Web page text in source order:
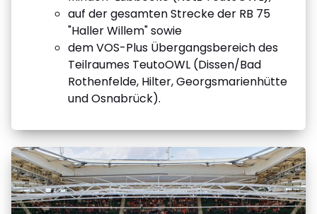
auf der gesamten Strecke der RB 75
"Haller Willem" sowie
dem VOS-Plus Übergangsbereich des
Teilraumes TeutoOWL (Dissen/Bad
Rothenfelde, Hilter, Georgsmarienhütte
und Osnabrück).